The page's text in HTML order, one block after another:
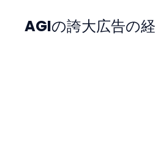
AGIの誇大広告の